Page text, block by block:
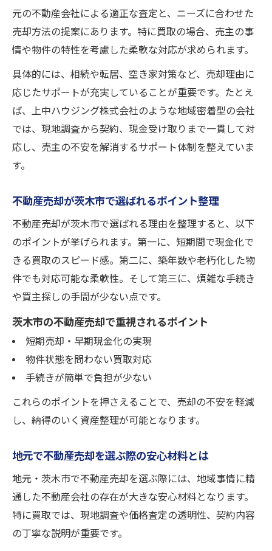
元の不動産会社による適正な査定と、ニーズに合わせた
売却方法の提案にあります。特に買取の場合、売主の事
情や物件の特性を考慮した柔軟な対応が求められます。
具体的には、相続や転居、空き家対策など、売却理由に
応じたサポートが充実していることが重要です。たとえ
ば、上中ハウジング株式会社のような地域密着型の会社
では、現地調査から契約、現金受け取りまで一貫して対
応し、売主の不安を解消するサポート体制を整えていま
す。
不動産売却が茨木市で選ばれるポイント整理
不動産売却が茨木市で選ばれる理由を整理すると、以下
のポイントが挙げられます。第一に、短期間で現金化で
きる買取のスピード感。第二に、築年数や老朽化した物
件でも対応可能な柔軟性。そして第三に、煩雑な手続き
や買主探しの手間が少ない点です。
茨木市の不動産売却で重視されるポイント
短期売却・早期現金化の実現
物件状態を問わない買取対応
手続きが簡単で負担が少ない
これらのポイントを押さえることで、売却の不安を軽減
し、納得のいく資産整理が可能となります。
地元で不動産売却を選ぶ際の安心材料とは
地元・茨木市で不動産売却を選ぶ際には、地域事情に精
通した不動産会社の存在が大きな安心材料となります。
特に買取では、現地調査や価格査定の透明性、契約内容
の丁寧な説明が重要です。